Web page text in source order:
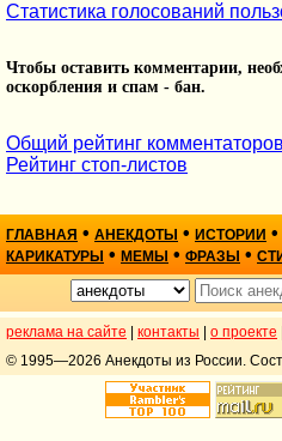
Статистика голосований
Чтобы оставить комментарии,
оскорбления и спам - бан.
Общий рейтинг комментаторов
Рейтинг стоп-листов
ГЛАВНАЯ • АНЕКДОТЫ • ИСТОРИИ •
КАРИКАТУРЫ • МЕМЫ • ФРАЗЫ •
реклама на сайте контакты о проекте
© 1995—2026 Анекдоты из России.